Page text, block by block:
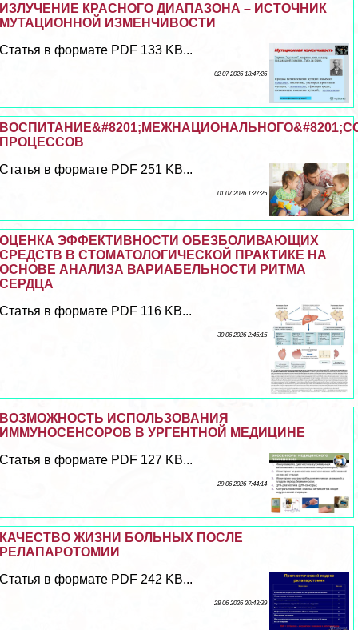
ИЗЛУЧЕНИЕ КРАСНОГО ДИАПАЗОНА – ИСТОЧНИК
МУТАЦИОННОЙ ИЗМЕНЧИВОСТИ
Статья в формате PDF 133 KB...
02 07 2026 18:47:26
ПРОЦЕССОВ
Статья в формате PDF 251 KB...
01 07 2026 1:27:25
ОЦЕНКА ЭФФЕКТИВНОСТИ ОБЕЗБОЛИВАЮЩИХ
СРЕДСТВ В СТОМАТОЛОГИЧЕСКОЙ ПРАКТИКЕ НА
ОСНОВЕ АНАЛИЗА ВАРИАБЕЛЬНОСТИ РИТМА
СЕРДЦА
Статья в формате PDF 116 KB...
30 06 2026 2:45:15
ВОЗМОЖНОСТЬ ИСПОЛЬЗОВАНИЯ
ИММУНОСЕНСОРОВ В УРГЕНТНОЙ МЕДИЦИНЕ
Статья в формате PDF 127 KB...
29 06 2026 7:44:14
КАЧЕСТВО ЖИЗНИ БОЛЬНЫХ ПОСЛЕ
РЕЛАПАРОТОМИИ
Статья в формате PDF 242 KB...
28 06 2026 20:43:39